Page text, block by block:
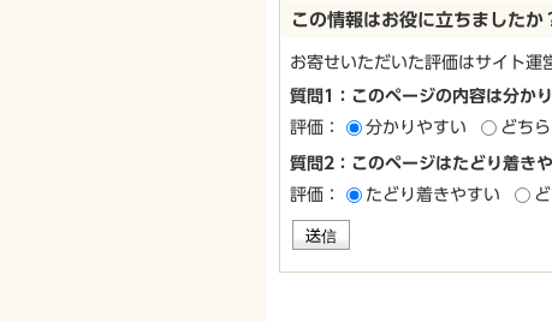
この情報はお役に立ちましたか
お寄せいただいた評価はサイト運
質問1：このページの内容は分か
評価：
分かりやすい どち
質問2：このページはたどり着き
評価：
たどり着きやすい